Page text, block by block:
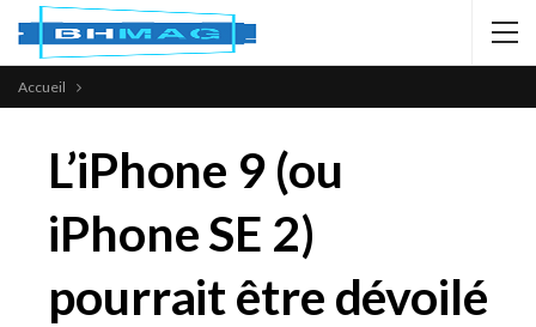
Accueil
L’iPhone 9 (ou
iPhone SE 2)
pourrait être dévoilé